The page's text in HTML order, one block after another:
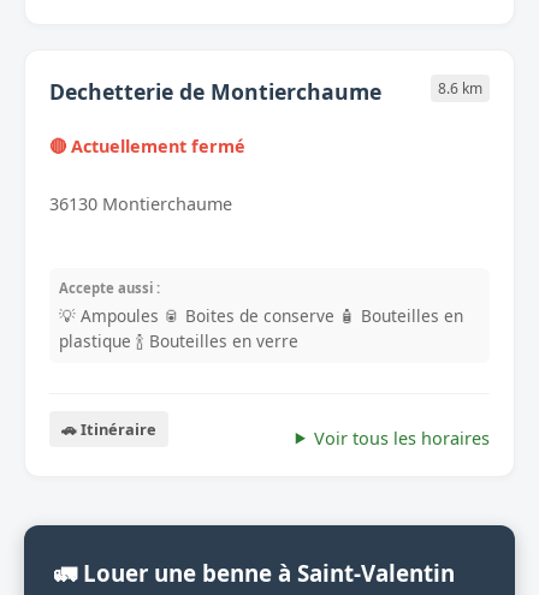
Dechetterie de Montierchaume 8.6 km
🔴 Actuellement fermé
36130 Montierchaume
Accepte aussi :
💡 Ampoules 🥫 Boites de conserve 🧴 Bouteilles en
plastique 🍾 Bouteilles en verre
🚗 Itinéraire Voir tous les horaires
🚛 Louer une benne à Saint-Valentin